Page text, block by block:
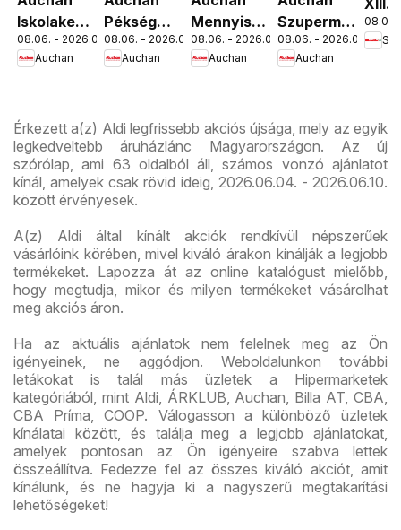
Iskolakezdés
ajánlatok
08.06. - 2026.08.19.
Auchan
Pékség
ajánlataink
08.06. - 2026.08.12.
Auchan
Mennyiségi
kedvezmény
ajánlataink
08.06. - 2026.08.19.
Auchan
Szupermarket
akciós
újság
08.06. - 2026.08.12.
Auchan
út
08.06.
Érkezett a(z) Aldi legfrissebb akciós újsága, mely az egyik
legkedveltebb áruházlánc Magyarországon. Az új
szórólap, ami 63 oldalból áll, számos vonzó ajánlatot
kínál, amelyek csak rövid ideig, 2026.06.04. - 2026.06.10.
között érvényesek.
A(z) Aldi által kínált akciók rendkívül népszerűek
vásárlóink körében, mivel kiváló árakon kínálják a legjobb
termékeket. Lapozza át az online katalógust mielőbb,
hogy megtudja, mikor és milyen termékeket vásárolhat
meg akciós áron.
Ha az aktuális ajánlatok nem felelnek meg az Ön
igényeinek, ne aggódjon. Weboldalunkon további
letákokat is talál más üzletek a Hipermarketek
kategóriából, mint Aldi, ÁRKLUB, Auchan, Billa AT, CBA,
CBA Príma, COOP. Válogasson a különböző üzletek
kínálatai között, és találja meg a legjobb ajánlatokat,
amelyek pontosan az Ön igényeire szabva lettek
összeállítva. Fedezze fel az összes kiváló akciót, amit
kínálunk, és ne hagyja ki a nagyszerű megtakarítási
lehetőségeket!